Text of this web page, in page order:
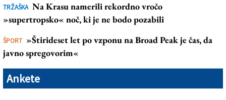
TRŽAŠKA Na Krasu namerili rekordno vročo
»supertropsko« noč, ki je ne bodo pozabili
ŠPORT »Štirideset let po vzponu na Broad Peak je čas, da
javno spregovorim«
Ankete